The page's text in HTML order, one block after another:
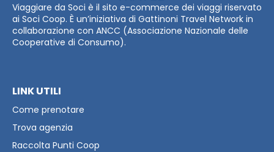
Viaggiare da Soci è il sito e-commerce dei viaggi riservato
ai Soci Coop. È un’iniziativa di Gattinoni Travel Network in
collaborazione con ANCC (Associazione Nazionale delle
Cooperative di Consumo).
LINK UTILI
Come prenotare
Trova agenzia
Raccolta Punti Coop